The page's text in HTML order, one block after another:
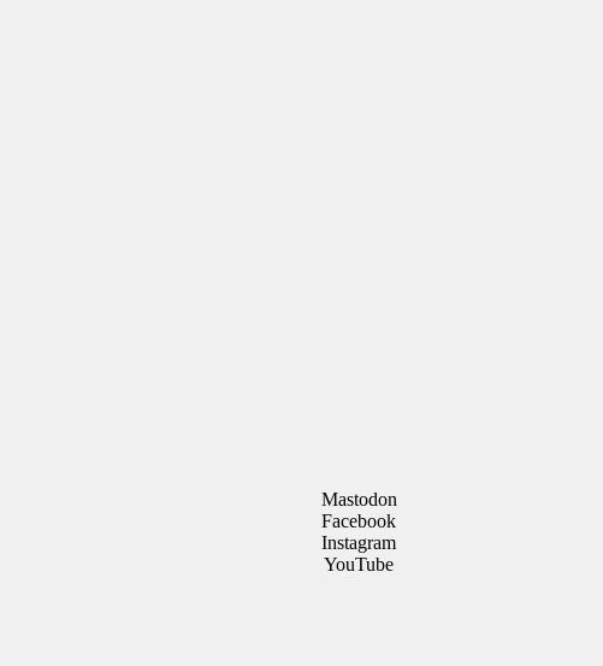
Mastodon
Facebook
Instagram
YouTube